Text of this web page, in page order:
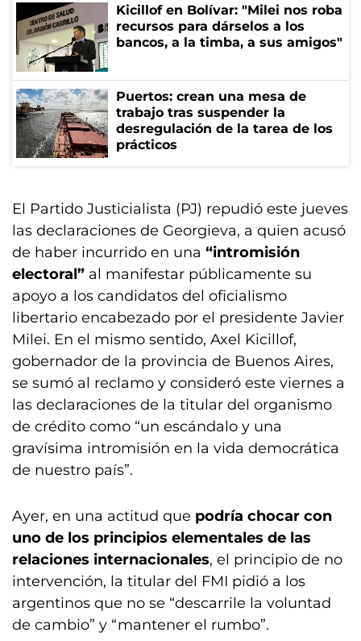
Kicillof en Bolívar: "Milei nos roba
recursos para dárselos a los
bancos, a la timba, a sus amigos"
Puertos: crean una mesa de
trabajo tras suspender la
desregulación de la tarea de los
prácticos
El Partido Justicialista (PJ) repudió este jueves
las declaraciones de Georgieva, a quien acusó
de haber incurrido en una “intromisión
electoral” al manifestar públicamente su
apoyo a los candidatos del oficialismo
libertario encabezado por el presidente Javier
Milei. En el mismo sentido, Axel Kicillof,
gobernador de la provincia de Buenos Aires,
se sumó al reclamo y consideró este viernes a
las declaraciones de la titular del organismo
de crédito como “un escándalo y una
gravísima intromisión en la vida democrática
de nuestro país”.
Ayer, en una actitud que podría chocar con
uno de los principios elementales de las
relaciones internacionales, el principio de no
intervención, la titular del FMI pidió a los
argentinos que no se “descarrile la voluntad
de cambio” y “mantener el rumbo”.